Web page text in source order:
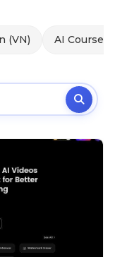
(VN) AI Courses